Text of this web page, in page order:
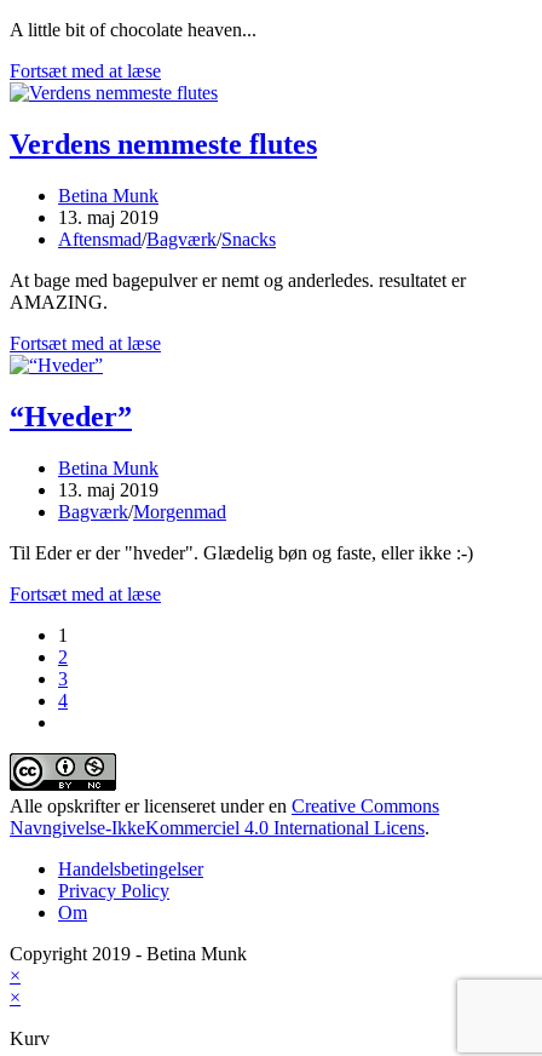
A little bit of chocolate heaven...
Fortsæt med at læseRAW
Chokoladetærte
Verdens nemmeste flutes
Post
author:
Betina Munk
Post
published:
13. maj 2019
Post
Aftensmad/Bagværk/Snacks
At bage med bagepulver er nemt og anderledes. resultatet er
AMAZING.
Fortsæt med at læseVerdens
“Hveder”
Post
author:
Betina Munk
Post
published:
13. maj 2019
Post
Bagværk/Morgenmad
Til Eder er der "hveder". Glædelig bøn og faste, eller ikke :-)
Fortsæt med at læse“Hveder”
1
2
3
4
the
next
page
Alle opskrifter er licenseret under en Creative Commons
Navngivelse-IkkeKommerciel 4.0 International Licens.
Handelsbetingelser
Privacy Policy
Om
Copyright 2019 - Betina Munk
×
×
Kurv